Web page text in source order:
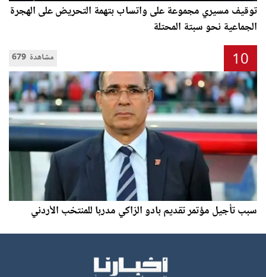
توقيف مسيري مجموعة على واتساب بتهمة التحريض على الهجرة
الجماعية نحو سبتة المحتلة
679 مشاهدة 10
سبب تأجيل مؤتمر تقديم بادو الزاكي مدربا للمنتخب الأردني